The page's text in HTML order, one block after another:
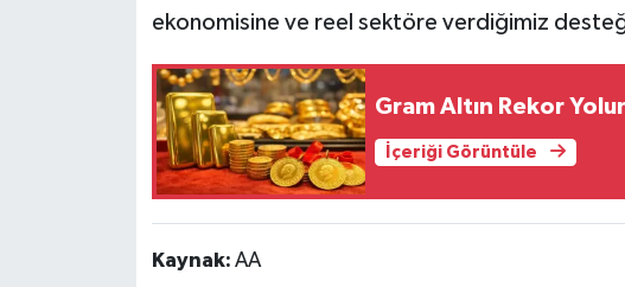
ekonomisine ve reel sektöre verdiğimiz
Gram Altın Rekor
İçeriği Görüntüle
Kaynak: AA